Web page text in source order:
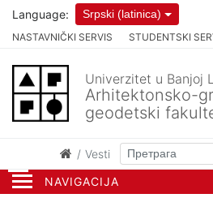
NAVIGACIJA
NASTAVNIČKI SERVIS STUDENTSKI
Language: Srpski (latinica)
Univerzitet u Banjoj
Arhitektonsko-
geodetski
Vesti